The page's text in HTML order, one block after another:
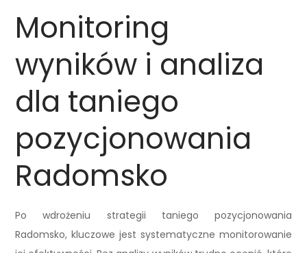
Monitoring
wyników i analiza
dla taniego
pozycjonowania
Radomsko
Po wdrożeniu strategii taniego pozycjonowania
Radomsko, kluczowe jest systematyczne monitorowanie